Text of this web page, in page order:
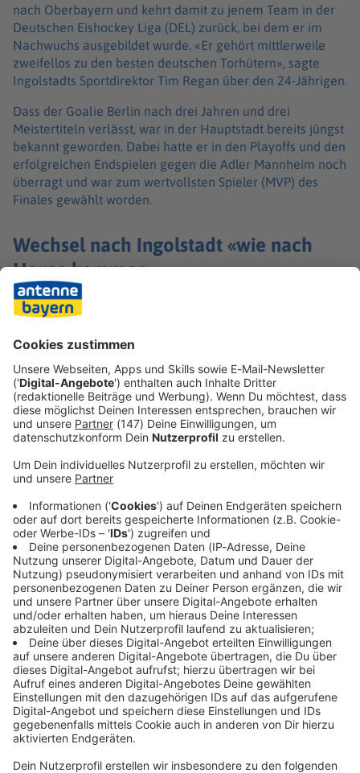
nach Oberbayern und kehrt damit zu jenem Team in der
Deutschen Eishockey Liga (DEL) zurück, bei dem er im
Nachwuchs ausgebildet wurde. «Er gehört mittlerweile
zweifellos zu den besten deutschen Torhütern», sagte
Ingolstadts Sportdirektor Tim Regan über den 24-Jährigen.
Dass der Goalie Berlin nach drei Jahren und drei
Meistertiteln verlässt, war in der Hauptstadt bereits jüngst
bekannt geworden. Dabei hatte er in den Playoffs und den
erfolgreichen Endspielen gegen die Adler Mannheim noch
überragt und war zum wertvollsten Spieler (MVP) des
Finales gewählt worden.
Wechsel nach Ingolstadt «wie nach
Hause kommen»
Trotz anderer Angebote entschied er sich für den ERC.
«Jetzt wieder nach Ingolstadt zurückzukommen fühlt sich
für mich wie nach Hause kommen an. Ich habe acht Jahre
Immer auf dem Laufenden
bleiben!
Verpass' nichts mehr - mit unserem kostenlosen
ANTENNE BAYERN Newsletter. Ob Nachrichten,